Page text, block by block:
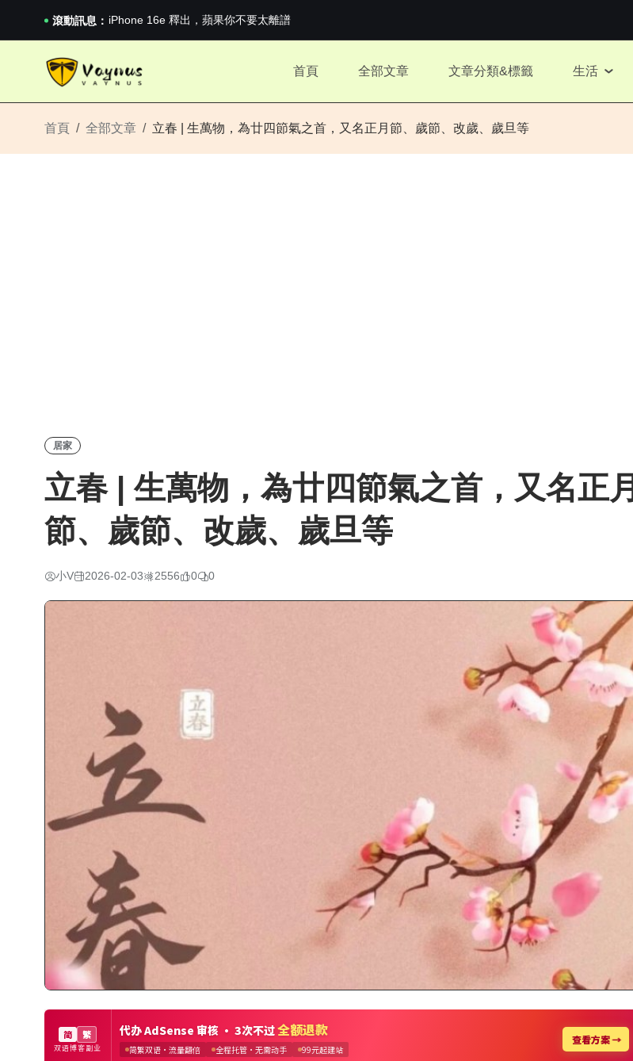
滾動訊息： 2026澳網男單收官：全滿貫對上全滿亞，德約...
《巔峰守衛 Highguard》正式上線，官...
2026澳網男單收官：全滿貫對上全滿亞，德約...
首頁 全部文章 文章分類&標籤 生活
首頁 全部文章 立春 | 生萬物，為廿四節氣之首，又名正月節、歲節、改歲、歲旦等
居家
立春 | 生萬物，為廿四節氣之首，又名正月
節、歲節、改歲、歲旦等
小V 2026-02-03 2556 0 0